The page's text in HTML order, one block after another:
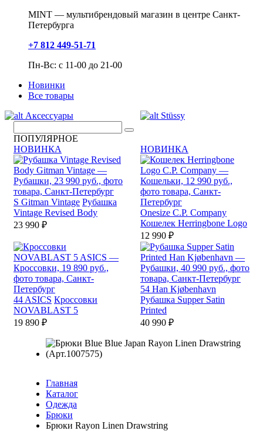
MINT — мультибрендовый магазин в центре Санкт-
Петербурга
+7 812 449-51-71
Пн-Вс: с 11-00 до 21-00
Новинки
Все товары
Аксессуары
Stüssy
ПОПУЛЯРНОЕ
НОВИНКА
S Gitman Vintage Рубашка
Vintage Revised Body
23 990 ₽
НОВИНКА
Onesize C.P. Company
Кошелек Herringbone Logo
12 990 ₽
44 ASICS Кроссовки
NOVABLAST 5
19 890 ₽
54 Han Kjøbenhavn
Рубашка Supper Satin
Printed
40 990 ₽
Главная
Каталог
Одежда
Брюки
Брюки Rayon Linen Drawstring